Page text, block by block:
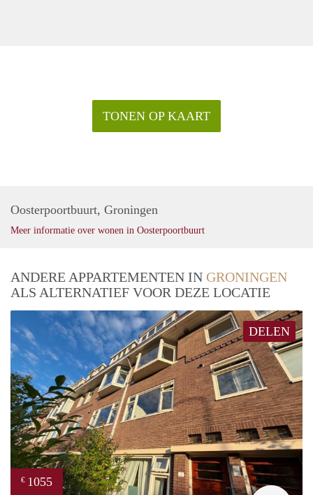
TONEN OP KAART
Oosterpoortbuurt, Groningen
Meer informatie over wonen in Oosterpoortbuurt
ANDERE APPARTEMENTEN IN GRONINGEN
ALS ALTERNATIEF VOOR DEZE LOCATIE
DELEN
€ 1055